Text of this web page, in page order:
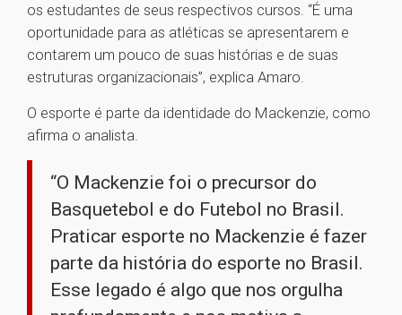
os estudantes de seus respectivos cursos. “É uma
oportunidade para as atléticas se apresentarem e
contarem um pouco de suas histórias e de suas
estruturas organizacionais”, explica Amaro.
O esporte é parte da identidade do Mackenzie, como
afirma o analista.
“O Mackenzie foi o precursor do
Basquetebol e do Futebol no Brasil.
Praticar esporte no Mackenzie é fazer
parte da história do esporte no Brasil.
Esse legado é algo que nos orgulha